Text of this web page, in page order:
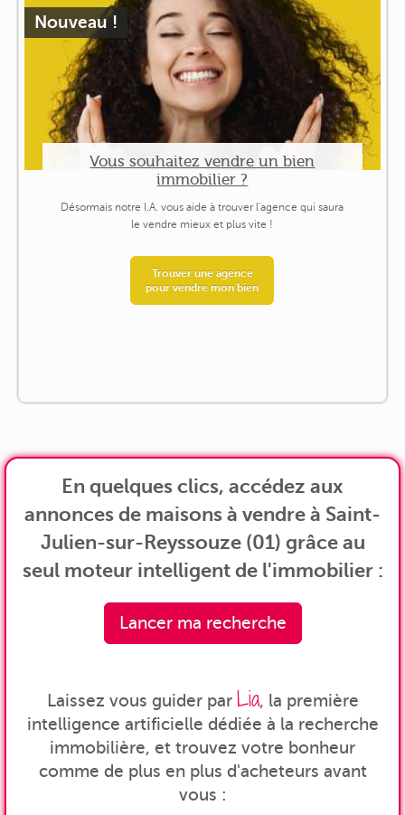
Nouveau !
Vous souhaitez vendre un bien
immobilier ?
Désormais notre I.A. vous aide à trouver l'agence qui saura
le vendre mieux et plus vite !
Trouver une agence
pour vendre mon bien
En quelques clics, accédez aux
annonces de maisons à vendre à Saint-
Julien-sur-Reyssouze (01) grâce au
seul moteur intelligent de l'immobilier :
Lancer ma recherche
Laissez vous guider par Lia, la première
intelligence artificielle dédiée à la recherche
immobilière, et trouvez votre bonheur
comme de plus en plus d'acheteurs avant
vous :